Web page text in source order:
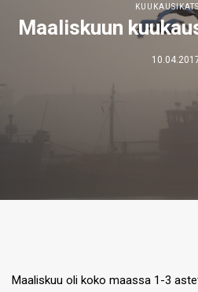
Maaliskuun
Maaliskuu oli koko maassa 1-3